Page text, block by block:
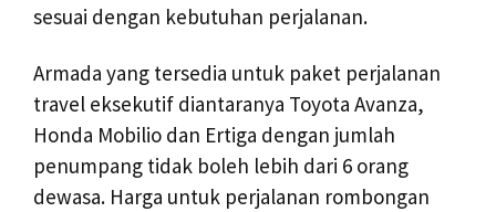
sesuai dengan kebutuhan perjalanan.
Armada yang tersedia untuk paket perjalanan
travel eksekutif diantaranya Toyota Avanza,
Honda Mobilio dan Ertiga dengan jumlah
penumpang tidak boleh lebih dari 6 orang
dewasa. Harga untuk perjalanan rombongan